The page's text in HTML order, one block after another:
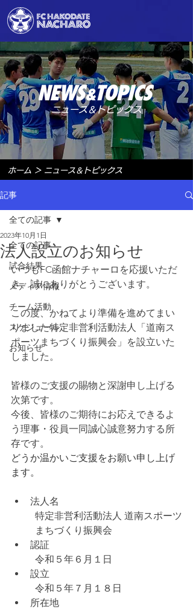
ニュース＆トピックス
ホーム ＞ ニュース＆トピックス
記事
全ての記事
試合結果
メディア情報
チーム活動
スケジュール
お知らせ
全ての記事
法人設立のお知らせ
2023年10月1日
いつもFC函館ナチャーロを応援いただ
き、誠にありがとうございます。
この度、かねてより準備を進めてまい
りました特定非営利活動法人「道南ス
ポーツまちづくり振興会」を設立いた
しました。
皆様のご支援の賜物と深謝申し上げる
次第です。
今後、皆様のご期待にお応えできるよ
う理事・役員一同誠心誠意努力する所
存です。
どうか温かいご支援をお願い申し上げ
ます。
法人名
特定非営利活動法人 道南スポーツ
まちづくり振興会
認証
令和５年６月１日
設立
令和５年７月１８日
所在地